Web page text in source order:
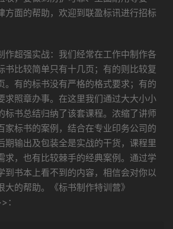
方面的帮助，欢迎到联盈标讯进行招标
作超强实战：我们经常在工作中制作各
书比较简单只有十几页；有的则比较复
。有的标书没有严格的格式要求；有的
求照章办事。在这里我们通过大大小小
标书总结归纳了该套课程。浓缩了讲师
家标书的案例，结合在专业印务公司的
期输出及包装全是实战的干货，课程里
求，也有比较棘手的经典案例。通过学
到书本上看不到的内容，相信会对你以
的帮助。《标书制作特训营》
：